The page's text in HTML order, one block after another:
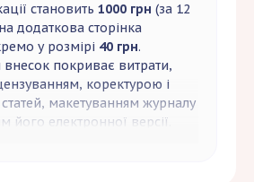
становить 1000 грн (за 12
додаткова сторінка
у розмірі 40 грн.
внесок покриває витрати,
коректурою і
макетуванням журналу
його електронної версії.